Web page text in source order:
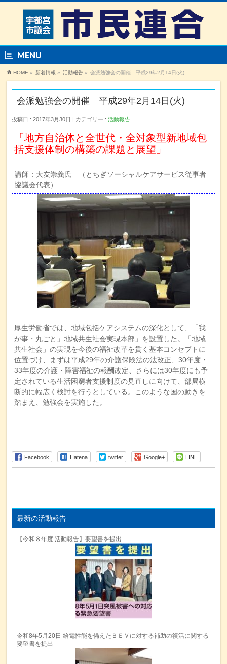
MENU
HOME » 新着情報 » 活動報告 » 会派勉強会の開催 平成29年2月14日(火)
会派勉強会の開催 平成29年2月14日(火)
投稿日 : 2017年3月30日 カテゴリー :活動報告
「地方自治体と全世代・全対象型新地域包
括支援体制の構築の課題と展望」
講師：大友崇義氏 （とちぎソーシャルケアサービス従事者
協議会代表）
厚生労働省では、地域包括ケアシステムの深化として、「我
が事・丸ごと」地域共生社会実現本部」を設置した。「地域
共生社会」の実現を今後の福祉改革を貫く基本コンセプトに
位置づけ、まずは平成29年の介護保険法の法改正、30年度・
33年度の介護・障害福祉の報酬改定、さらには30年度にも予
定されている生活困窮者支援制度の見直しに向けて、部局横
断的に幅広く検討を行うとしている。このような国の動きを
踏まえ、勉強会を実施した。
Facebook Hatena twitter Google+ LINE
最新の活動報告
【令和８年度 活動報告】要望書を提出
令和8年5月20日 給電性能を備えたＢＥＶに対する補助の復活に関する
要望書を提出